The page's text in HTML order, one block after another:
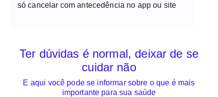
só cancelar com antecedência no app ou site
Ter dúvidas é normal, deixar de se
cuidar não
E aqui você pode se informar sobre o que é mais
importante para sua saúde